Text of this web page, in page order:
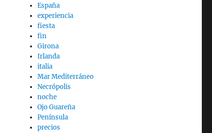
España
experiencia
fiesta
fin
Girona
Irlanda
italia
Mar Mediterráneo
Necrópolis
noche
Ojo Guareña
Península
precios